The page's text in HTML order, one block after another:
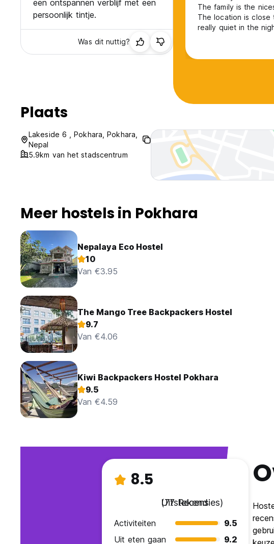
een ontspannen verblijf met een
persoonlijk tintje.
Was dit nuttig?
The family is the
The location is close
really quiet in the
trekkings and felt
Plaats
Lakeside 6 , Pokhara, Pokhara,
Nepal
5.9km van het stadscentrum
Meer hostels in Pokhara
Nepalaya Eco Hostel
10
Van €3.95
The Mango Tree Backpackers Hostel
9.7
Van €4.06
Kiwi Backpackers Hostel Pokhara
9.5
Van €4.59
8.5
Uitstekend
(77 Recensies)
Activiteiten
9.5
Uit eten gaan
9.2